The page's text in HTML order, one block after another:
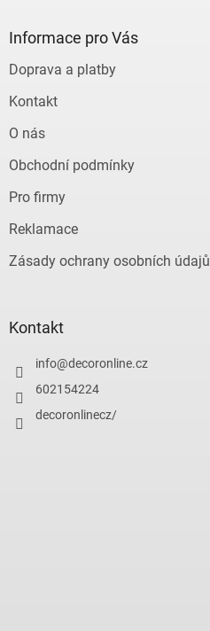
Informace pro Vás
Doprava a platby
Kontakt
O nás
Obchodní podmínky
Pro firmy
Reklamace
Zásady ochrany osobních údajů
Kontakt
info@decoronline.cz
602154224
decoronlinecz/